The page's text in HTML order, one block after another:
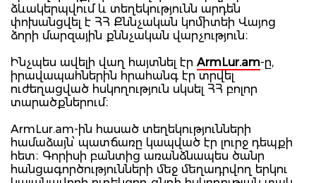
ձևակերպվում և տեղեկությունն արդեն
փոխանցվել է ՀՀ Քննչական կոմիտեի Վայոց
ձորի մարզային քննչական վարչություն։
Ինչպես ավելի վաղ հայտնել էր ArmLur.am-ը,
իրավապահներին հրահանգ էր տրվել
ուժեղացված հսկողություն սկսել ՀՀ բոլոր
տարածքներում։
ArmLur.am-ին հասած տեղեկությունների
համաձայն՝ պատճառը կապված էր լուրջ դեպքի
հետ։ Գորիսի բանտից առանձնապես ծանր
հանցագործությունների մեջ մեղադրվող երկու